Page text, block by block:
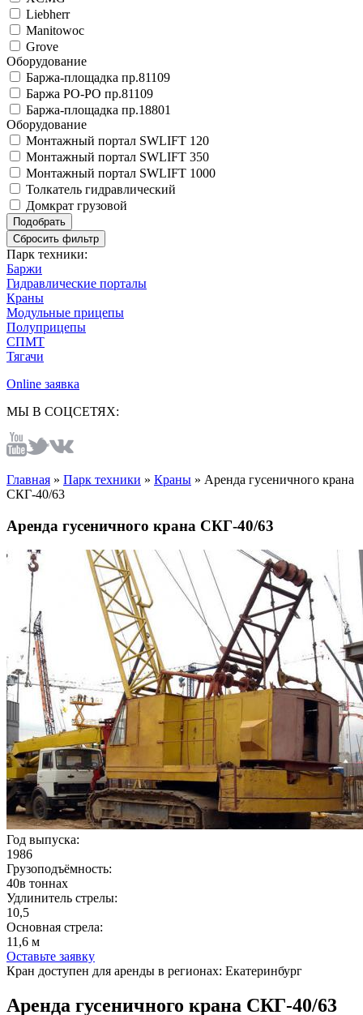
Liebherr
Manitowoc
Grove
Оборудование
Баржа-площадка пр.81109
Баржа РО-РО пр.81109
Баржа-площадка пр.18801
Оборудование
Монтажный портал SWLIFT 120
Монтажный портал SWLIFT 350
Монтажный портал SWLIFT 1000
Толкатель гидравлический
Домкрат грузовой
Парк техники:
Баржи
Гидравлические порталы
Краны
Модульные прицепы
Полуприцепы
СПМТ
Тягачи
Online заявка
МЫ В СОЦСЕТЯХ:
Главная » Парк техники » Краны » Аренда гусеничного крана
СКГ-40/63
Аренда гусеничного крана СКГ-40/63
Год выпуска:
1986
Грузоподъёмность:
40в тоннах
Удлинитель стрелы:
10,5
Основная стрела:
11,6 м
Оставьте заявку
Кран доступен для аренды в регионах: Екатеринбург
Аренда гусеничного крана СКГ-40/63